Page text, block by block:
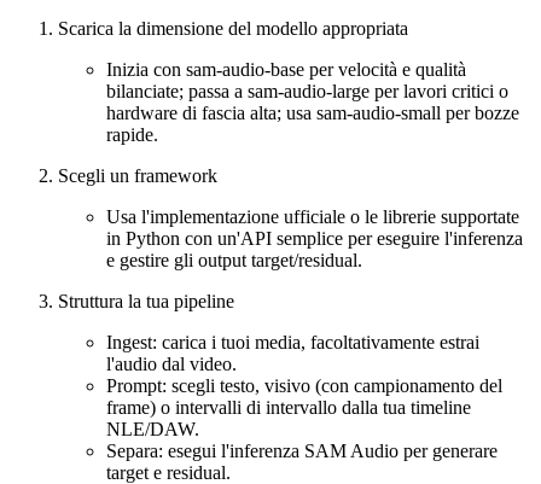
Scarica la dimensione del modello appropriata
Inizia con sam-audio-base per velocità e qualità
bilanciate; passa a sam-audio-large per lavori critici o
hardware di fascia alta; usa sam-audio-small per bozze
rapide.
Scegli un framework
Usa l'implementazione ufficiale o le librerie supportate
in Python con un'API semplice per eseguire l'inferenza
e gestire gli output target/residual.
Struttura la tua pipeline
Ingest: carica i tuoi media, facoltativamente estrai
l'audio dal video.
Prompt: scegli testo, visivo (con campionamento del
frame) o intervalli di intervallo dalla tua timeline
NLE/DAW.
Separa: esegui l'inferenza SAM Audio per generare
target e residual.